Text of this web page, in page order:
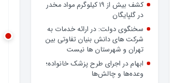
اسراف در مصرف سوخت در ایران؛
لزوم بازنگری در فرهنگ مصرف انرژی
کشف بیش از ۱۹ کیلوگرم مواد مخدر
در گلپایگان
سخنگوی دولت: در ارائه خدمات به
شرکت های دانش بنیان تفاوتی بین
تهران و شهرستان ها نیست